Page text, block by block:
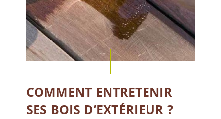
COMMENT ENTRETENIR
SES BOIS D’EXTÉRIEUR ?